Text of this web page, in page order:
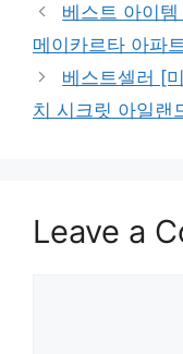
베스트 아이
메이카르타 아파
베스트셀러 [
치 시크릿 아일랜
Leave a